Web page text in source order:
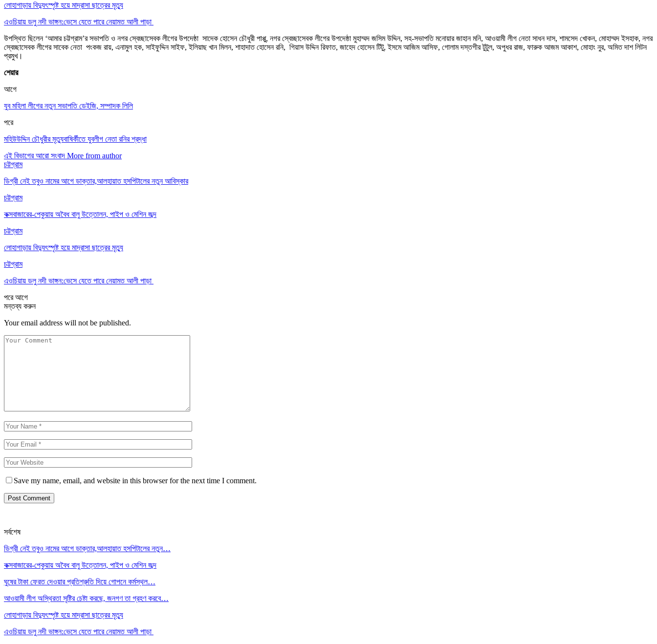
লোহাগাড়ায় বিদ্যুৎস্পৃষ্ট হয়ে মাদ্রাসা ছাত্রের মৃত্যু
এওচিয়ায় ডলু নদী ভাঙ্গন:ভেসে যেতে পারে নেয়ামত আলী পাড়া
উপস্থিত ছিলেন ‘আমার চট্টগ্রাম’র সভাপতি ও নগর স্বেচ্ছাসেবক লীগের উপদেষ্ঠা সাদেক হোসেন চৌধুরী পাপ্পু, নগর স্বেচ্ছাসেবক লীগের উপদেষ্ঠা মুহাম্মদ জসিম উদ্দিন, সহ-সভাপতি মনোয়ার জাহান মনি, আওয়ামী লীগ নেতা সাধন দাস, শামসেদ খোকন, মোহাম্মদ ইসহাক, নগর
স্বেচ্ছাসেবক লীগের সাবেক নেতা পংকজ রায়, এনামুল হক, সাইফুদ্দিন সাইফ, ইলিয়াছ খান মিলন, শাহাদাত হোসেন রনি, গিয়াস উদ্দিন রিফাত, জাহেদ হোসেন টিটু, ইসমে আজিম আসিফ, গোলাম দস্তগীর টুটুল, অপুধর রাজ, ফারুক আজম আকাশ, মোহাং নুর, অমিত দাশ লিটন
প্রমুখ।
শেয়ার
আগে
যুব মহিলা লীগের নতুন সভাপতি ডেইজি, সম্পাদক লিলি
পরে
মহিউউদ্দিন চৌধুরীর মৃত্যুবাষির্কীতে যুবলীগ নেতা রনির শ্রদ্ধা
এই বিভাগের আরো সংবাদ More from author
চট্টগ্রাম
ডিগ্রী নেই তবুও নামের আগে ডাক্তার,আলহায়াত হসপিটালের নতুন আবিস্কার
চট্টগ্রাম
কক্সবাজারের-পেকুয়ায় অবৈধ বালু উত্তোলন, পাইপ ও মেশিন জব্দ
চট্টগ্রাম
লোহাগাড়ায় বিদ্যুৎস্পৃষ্ট হয়ে মাদ্রাসা ছাত্রের মৃত্যু
চট্টগ্রাম
এওচিয়ায় ডলু নদী ভাঙ্গন:ভেসে যেতে পারে নেয়ামত আলী পাড়া
পরেআগে
মন্তব্য করুন
Your email address will not be published.
Save my name, email, and website in this browser for the next time I comment.
সর্বশেষ
ডিগ্রী নেই তবুও নামের আগে ডাক্তার,আলহায়াত হসপিটালের নতুন…
কক্সবাজারের-পেকুয়ায় অবৈধ বালু উত্তোলন, পাইপ ও মেশিন জব্দ
ঘুষের টাকা ফেরত দেওয়ার প্রতিশ্রুতি দিয়ে গোপনে কর্মস্থল…
আওয়ামী লীগ অস্থিরতা সৃষ্টির চেষ্টা করছে, জনগণ তা গ্রহণ করবে…
লোহাগাড়ায় বিদ্যুৎস্পৃষ্ট হয়ে মাদ্রাসা ছাত্রের মৃত্যু
এওচিয়ায় ডলু নদী ভাঙ্গন:ভেসে যেতে পারে নেয়ামত আলী পাড়া